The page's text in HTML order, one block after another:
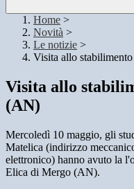
Home >
Novità >
Le notizie >
Visita allo
Visita allo
(AN)
Mercoledì 10 maggio, gli
Matelica (indirizzo
elettronico) hanno avuto la
Elica di Mergo (AN).